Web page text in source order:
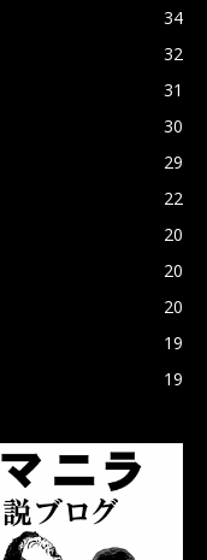
34
32
31
30
29
22
20
20
20
19
19